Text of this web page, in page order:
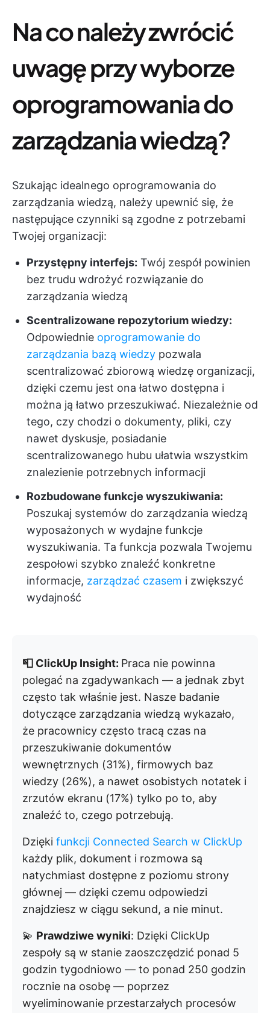
Na co należy zwrócić
uwagę przy wyborze
oprogramowania do
zarządzania wiedzą?
Szukając idealnego oprogramowania do
zarządzania wiedzą, należy upewnić się, że
następujące czynniki są zgodne z potrzebami
Twojej organizacji:
Przystępny interfejs: Twój zespół powinien
bez trudu wdrożyć rozwiązanie do
zarządzania wiedzą
Scentralizowane repozytorium wiedzy:
Odpowiednie oprogramowanie do
zarządzania bazą wiedzy pozwala
scentralizować zbiorową wiedzę organizacji,
dzięki czemu jest ona łatwo dostępna i
można ją łatwo przeszukiwać. Niezależnie od
tego, czy chodzi o dokumenty, pliki, czy
nawet dyskusje, posiadanie
scentralizowanego hubu ułatwia wszystkim
znalezienie potrzebnych informacji
Rozbudowane funkcje wyszukiwania:
Poszukaj systemów do zarządzania wiedzą
wyposażonych w wydajne funkcje
wyszukiwania. Ta funkcja pozwala Twojemu
zespołowi szybko znaleźć konkretne
informacje, zarządzać czasem i zwiększyć
wydajność
📮 ClickUp Insight: Praca nie powinna
polegać na zgadywankach — a jednak zbyt
często tak właśnie jest. Nasze badanie
dotyczące zarządzania wiedzą wykazało,
że pracownicy często tracą czas na
przeszukiwanie dokumentów
wewnętrznych (31%), firmowych baz
wiedzy (26%), a nawet osobistych notatek i
zrzutów ekranu (17%) tylko po to, aby
znaleźć to, czego potrzebują.
Dzięki funkcji Connected Search w ClickUp
każdy plik, dokument i rozmowa są
natychmiast dostępne z poziomu strony
głównej — dzięki czemu odpowiedzi
znajdziesz w ciągu sekund, a nie minut.
💫 Prawdziwe wyniki: Dzięki ClickUp
zespoły są w stanie zaoszczędzić ponad 5
godzin tygodniowo — to ponad 250 godzin
rocznie na osobę — poprzez
wyeliminowanie przestarzałych procesów